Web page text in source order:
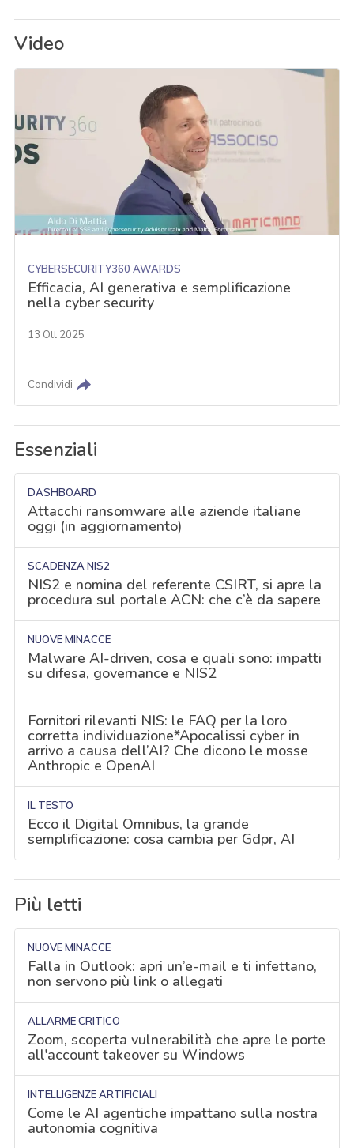
Video
CYBERSECURITY360 AWARDS
Efficacia, AI generativa e semplificazione
nella cyber security
13 Ott 2025
Condividi
Essenziali
DASHBOARD
Attacchi ransomware alle aziende italiane
oggi (in aggiornamento)
SCADENZA NIS2
NIS2 e nomina del referente CSIRT, si apre la
procedura sul portale ACN: che c’è da sapere
NUOVE MINACCE
Malware AI-driven, cosa e quali sono: impatti
su difesa, governance e NIS2
Fornitori rilevanti NIS: le FAQ per la loro
corretta individuazione*Apocalissi cyber in
arrivo a causa dell’AI? Che dicono le mosse
Anthropic e OpenAI
IL TESTO
Ecco il Digital Omnibus, la grande
semplificazione: cosa cambia per Gdpr, AI
Più letti
NUOVE MINACCE
Falla in Outlook: apri un’e-mail e ti infettano,
non servono più link o allegati
ALLARME CRITICO
Zoom, scoperta vulnerabilità che apre le porte
all'account takeover su Windows
INTELLIGENZE ARTIFICIALI
Come le AI agentiche impattano sulla nostra
autonomia cognitiva